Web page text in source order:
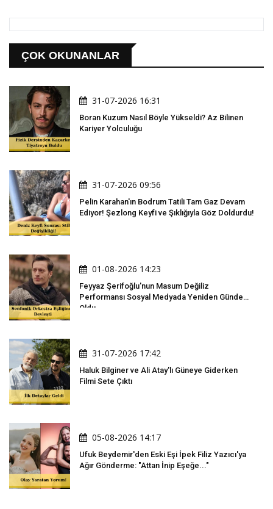
ÇOK OKUNANLAR
31-07-2026 16:31
Boran Kuzum Nasıl Böyle Yükseldi? Az Bilinen
Kariyer Yolculuğu
31-07-2026 09:56
Pelin Karahan'ın Bodrum Tatili Tam Gaz Devam
Ediyor! Şezlong Keyfi ve Şıklığıyla Göz Doldurdu!
01-08-2026 14:23
Feyyaz Şerifoğlu'nun Masum Değiliz
Performansı Sosyal Medyada Yeniden Gündem
Oldu
31-07-2026 17:42
Haluk Bilginer ve Ali Atay'lı Güneye Giderken
Filmi Sete Çıktı
05-08-2026 14:17
Ufuk Beydemir'den Eski Eşi İpek Filiz Yazıcı'ya
Ağır Gönderme: "Attan İnip Eşeğe..."